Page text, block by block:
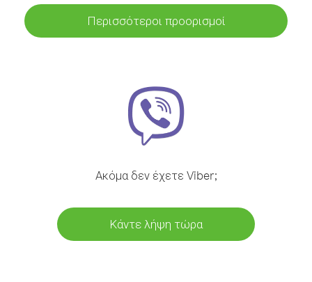
Περισσότεροι προορισμοί
Ακόμα δεν έχετε Viber;
Κάντε λήψη τώρα